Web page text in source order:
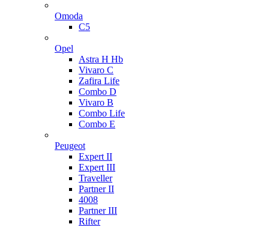
Omoda
C5
Opel
Astra H Hb
Vivaro C
Zafira Life
Combo D
Vivaro B
Combo Life
Combo E
Peugeot
Expert II
Expert III
Traveller
Partner II
4008
Partner III
Rifter